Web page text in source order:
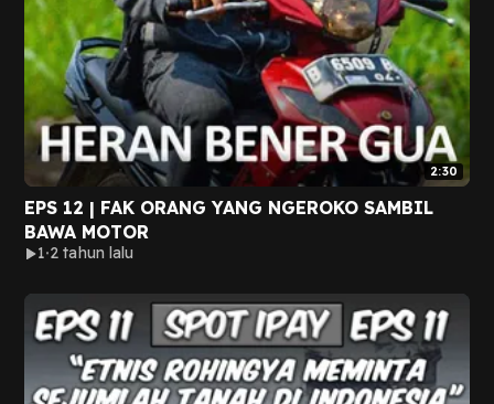
2:30
EPS 12 | FAK ORANG YANG NGEROKO SAMBIL
BAWA MOTOR
1 2 tahun lalu